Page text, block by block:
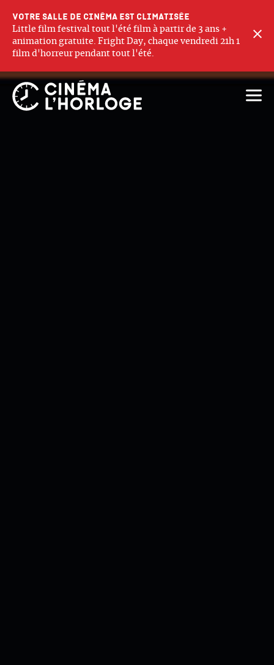
Votre salle de cinéma est climatisée
Little film festival tout l'été film à partir de 3 ans +
animation gratuite. Fright Day, chaque vendredi 21h 1
film d'horreur pendant tout l'été.